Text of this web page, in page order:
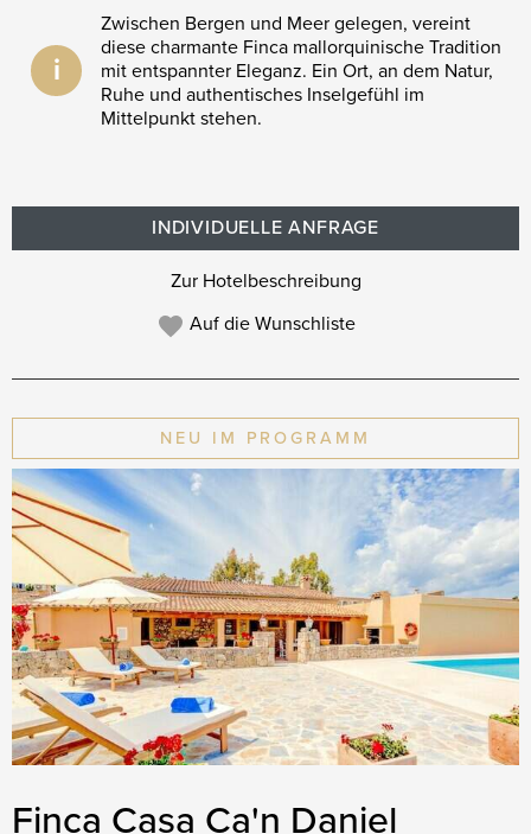
i
Zwischen Bergen und Meer gelegen, vereint
diese charmante Finca mallorquinische Tradition
mit entspannter Eleganz. Ein Ort, an dem Natur,
Ruhe und authentisches Inselgefühl im
Mittelpunkt stehen.
INDIVIDUELLE ANFRAGE
Zur Hotelbeschreibung
Auf die Wunschliste
NEU IM PROGRAMM
Finca Casa Ca'n Daniel